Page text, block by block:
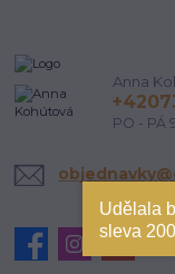
Anna
PO - PÁ
Udělala
sleva